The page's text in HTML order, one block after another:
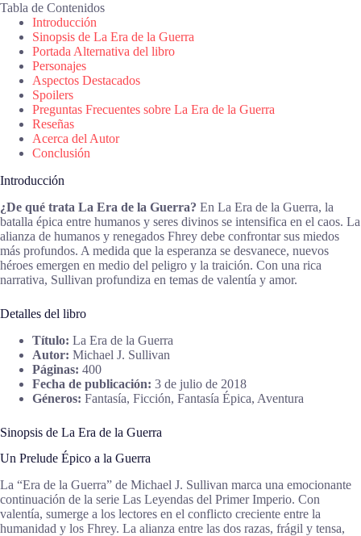
Tabla de Contenidos
Introducción
Sinopsis de La Era de la Guerra
Portada Alternativa del libro
Personajes
Aspectos Destacados
Spoilers
Preguntas Frecuentes sobre La Era de la Guerra
Reseñas
Acerca del Autor
Conclusión
Introducción
¿De qué trata La Era de la Guerra? En La Era de la Guerra, la
batalla épica entre humanos y seres divinos se intensifica en el caos. La
alianza de humanos y renegados Fhrey debe confrontar sus miedos
más profundos. A medida que la esperanza se desvanece, nuevos
héroes emergen en medio del peligro y la traición. Con una rica
narrativa, Sullivan profundiza en temas de valentía y amor.
Detalles del libro
Título: La Era de la Guerra
Autor: Michael J. Sullivan
Páginas: 400
Fecha de publicación: 3 de julio de 2018
Géneros: Fantasía, Ficción, Fantasía Épica, Aventura
Sinopsis de La Era de la Guerra
Un Prelude Épico a la Guerra
La “Era de la Guerra” de Michael J. Sullivan marca una emocionante
continuación de la serie Las Leyendas del Primer Imperio. Con
valentía, sumerge a los lectores en el conflicto creciente entre la
humanidad y los Fhrey. La alianza entre las dos razas, frágil y tensa,